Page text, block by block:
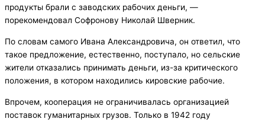
продукты брали с заводских рабочих деньги, —
порекомендовал Софронову Николай Шверник.
По словам самого Ивана Александровича, он ответил, что
такое предложение, естественно, поступало, но сельские
жители отказались принимать деньги, из-за критического
положения, в котором находились кировские рабочие.
Впрочем, кооперация не ограничивалась организацией
поставок гуманитарных грузов. Только в 1942 году